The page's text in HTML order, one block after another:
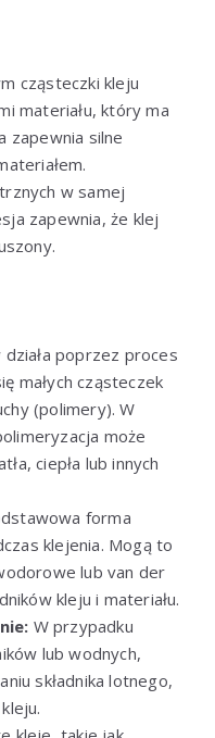
cząsteczki kleju
materiału, który ma
zapewnia silne
w samej
zapewnia, że klej
poprzez proces
małych cząsteczek
(polimery). W
może
ciepła lub innych
forma
klejenia. Mogą to
lub van der
kleju i materiału.
W przypadku
lub wodnych,
składnika lotnego,